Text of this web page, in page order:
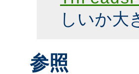
しいか大
参照